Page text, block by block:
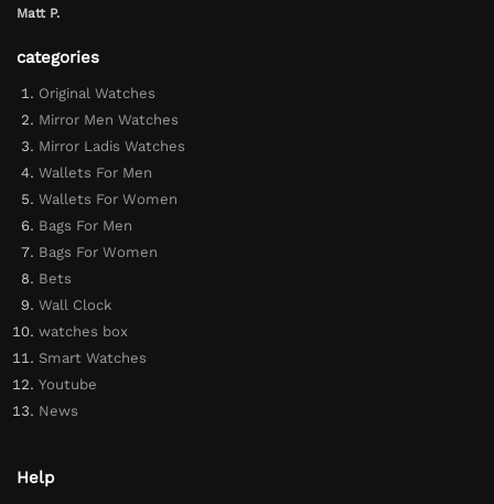
Matt P.
categories
Original Watches
Mirror Men Watches
Mirror Ladis Watches
Wallets For Men
Wallets For Women
Bags For Men
Bags For Women
Bets
Wall Clock
watches box
Smart Watches
Youtube
News
Help